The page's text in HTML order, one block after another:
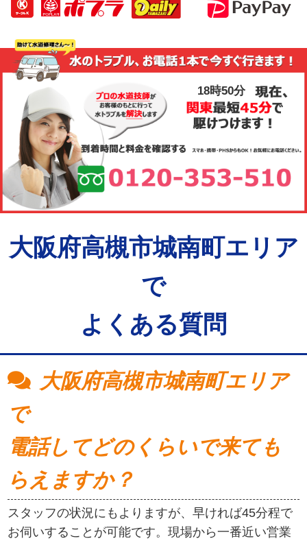
18時50分
大阪府高槻市城南町エリア
で
よくある質問
大阪府高槻市城南町エリア
で
電話してどのくらいで来ても
らえますか？
スタッフの状況にもよりますが、早ければ45分程で
お伺いすることが可能です。現場から一番近い営業